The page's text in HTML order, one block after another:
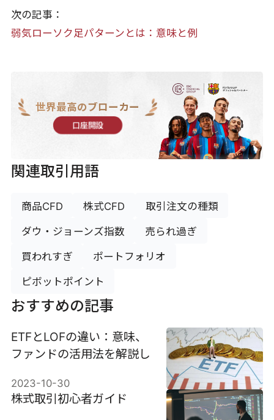
次の記事：
弱気ローソク足パターンとは：意味と例
世界最高のブローカー
口座開設
関連取引用語
商品CFD 株式CFD 取引注文の種類
ダウ・ジョーンズ指数 売られ過ぎ
買われすぎ ポートフォリオ
ピボットポイント
おすすめの記事
ETFとLOFの違い：意味、
ファンドの活用法を解説し
2023-10-30
株式取引初心者ガイド